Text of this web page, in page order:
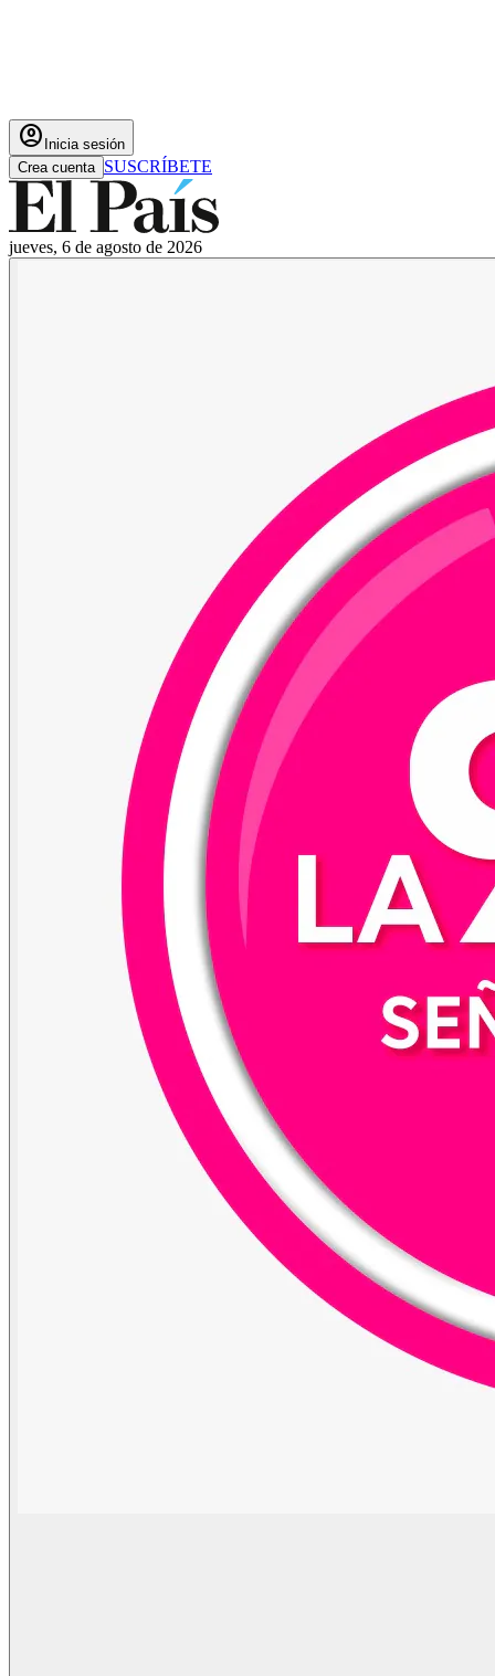
account_circle Inicia sesión
Crea cuenta SUSCRÍBETE
jueves, 6 de agosto de 2026